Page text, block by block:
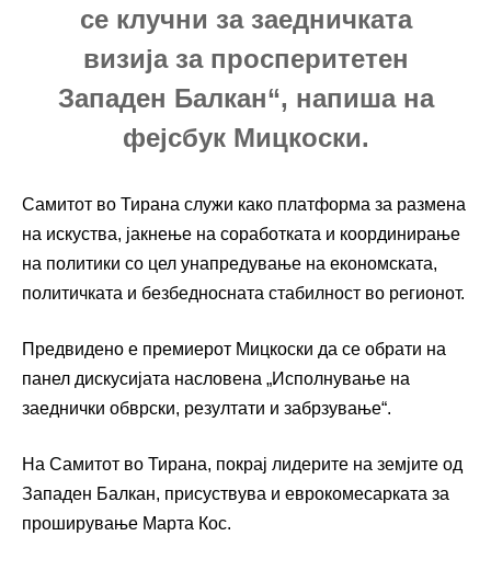
се клучни за заедничката
визија за просперитетен
Западен Балкан“, напиша на
фејсбук Мицкоски.
Самитот во Тирана служи како платформа за размена
на искуства, јакнење на соработката и координирање
на политики со цел унапредување на економската,
политичката и безбедносната стабилност во регионот.
Предвидено е премиерот Мицкоски да се обрати на
панел дискусијата насловена „Исполнување на
заеднички обврски, резултати и забрзување“.
На Самитот во Тирана, покрај лидерите на земјите од
Западен Балкан, присуствува и еврокомесарката за
проширување Марта Кос.